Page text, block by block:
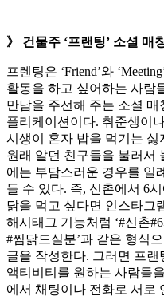
》 건물주 ‘프랜팅’ 소셜 매
프렌팅은 ‘Friend’와
활동을 하고 싶어하는 사람
만남을 주선해 주는 소셜 매
플리케이션이다. 취준생이
시생이 혼자 밥을 먹기는 싫
원래 알던 친구들을 불러서
에는 부담스러운 경우를 일
들 수 있다. 즉, 신촌에서 6시
닭을 먹고 싶다면 인스타그
해시태그 기능처럼 ‘#신촌#6
#찜닭드실분’과 같은 형식
글을 작성한다. 그러면 프
액티비티를 원하는 사람들
에서 채팅이나 전화로 서로